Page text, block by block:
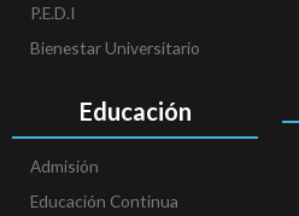
P.E.D.I
Bienestar Universitario
Educación
Admisión
Educación Continua